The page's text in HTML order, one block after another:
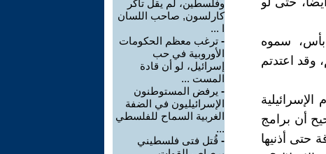
بأس، سموه
وقد اعتدتم
أن برامج
حتى أذنيها
وفلسطين، لم يقل تاكر
كارلسون, صاحب اللسان
ا ...
- ترغب معظم الحكومات
الأوروبية في حب
إسرائيل، لو أن قادة
المست ...
- يرفض المستوطنون
الإسرائيليون في الضفة
الغربية السماح للفلسطي
...
- قُتل فتى فلسطيني